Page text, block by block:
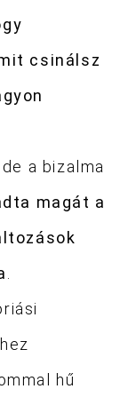
csinálsz
a bizalma
magát a
.
hű